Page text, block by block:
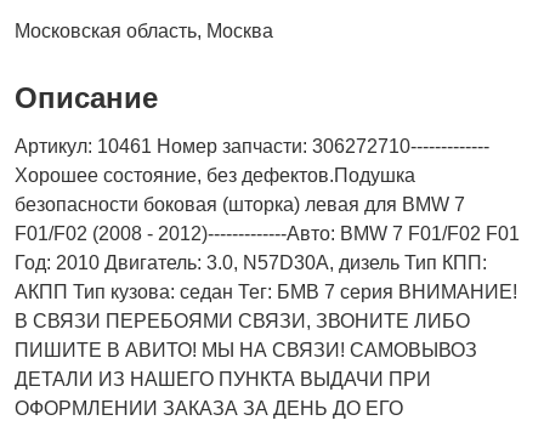
Московская область, Москва
Описание
Артикул: 10461 Номер запчасти: 306272710-------------
Хорошее состояние, без дефектов.Подушка
безопасности боковая (шторка) левая для BMW 7
F01/F02 (2008 - 2012)-------------Авто: BMW 7 F01/F02 F01
Год: 2010 Двигатель: 3.0, N57D30A, дизель Тип КПП:
АКПП Тип кузова: седан Тег: БМВ 7 серия ВНИМАНИЕ!
В СВЯЗИ ПЕРЕБОЯМИ СВЯЗИ, ЗВОНИТЕ ЛИБО
ПИШИТЕ В АВИТО! МЫ НА СВЯЗИ! САМОВЫВОЗ
ДЕТАЛИ ИЗ НАШЕГО ПУНКТА ВЫДАЧИ ПРИ
ОФОРМЛЕНИИ ЗАКАЗА ЗА ДЕНЬ ДО ЕГО